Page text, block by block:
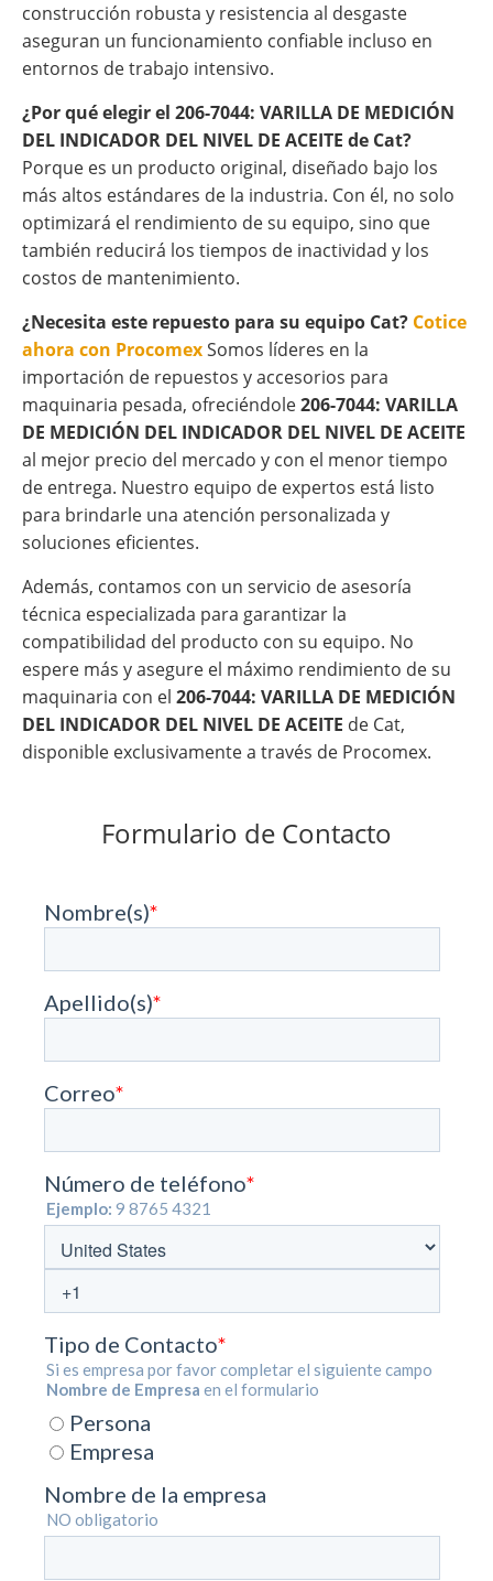
construcción robusta y resistencia al desgaste
aseguran un funcionamiento confiable incluso en
entornos de trabajo intensivo.
¿Por qué elegir el 206-7044: VARILLA DE MEDICIÓN
DEL INDICADOR DEL NIVEL DE ACEITE de Cat?
Porque es un producto original, diseñado bajo los
más altos estándares de la industria. Con él, no solo
optimizará el rendimiento de su equipo, sino que
también reducirá los tiempos de inactividad y los
costos de mantenimiento.
¿Necesita este repuesto para su equipo Cat? Cotice
ahora con ProcomexSomos líderes en la
importación de repuestos y accesorios para
maquinaria pesada, ofreciéndole206-7044: VARILLA
DE MEDICIÓN DEL INDICADOR DEL NIVEL DE ACEITE
al mejor precio del mercado y con el menor tiempo
de entrega. Nuestro equipo de expertos está listo
para brindarle una atención personalizada y
soluciones eficientes.
Además, contamos con un servicio de asesoría
técnica especializada para garantizar la
compatibilidad del producto con su equipo. No
espere más y asegure el máximo rendimiento de su
maquinaria con el 206-7044: VARILLA DE MEDICIÓN
DEL INDICADOR DEL NIVEL DE ACEITE de Cat,
disponible exclusivamente a través de Procomex.
Formulario de Contacto